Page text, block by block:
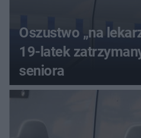
Oszustwo „na
19-latek
seniora